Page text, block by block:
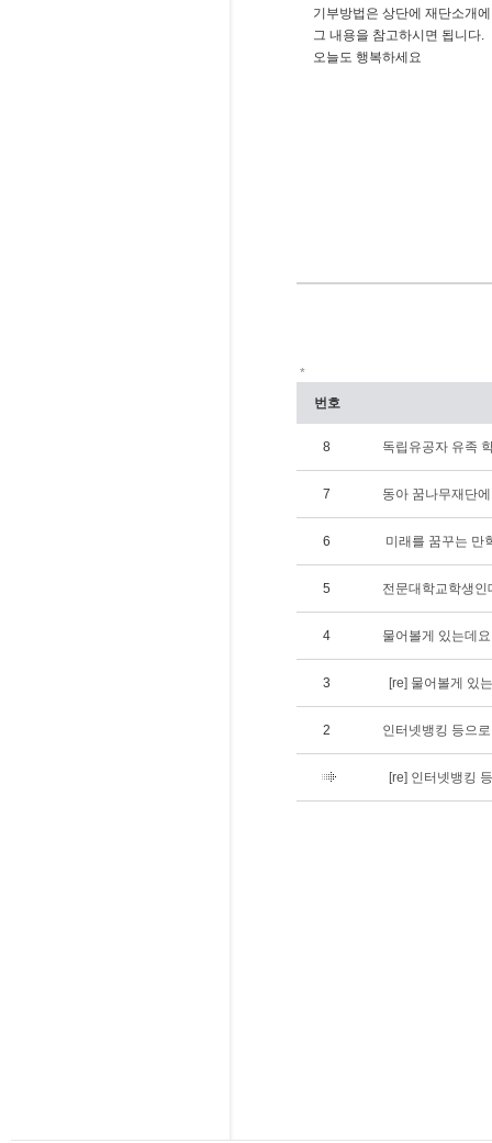
기부방법은 상단에 재단소개
그 내용을 참고하시면 됩니다.
오늘도 행복하세요
*
번호
8 독립유공자 유족
7 동아 꿈나무재단
6 미래를 꿈꾸는 만
5 전문대학교학생인
4 물어볼게 있는데
3 [re] 물어볼게 있
2 인터넷뱅킹 등으
[re] 인터넷뱅킹